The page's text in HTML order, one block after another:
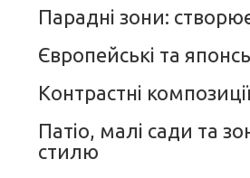
Парадні зони:
Європейські та
Контрастні
Патіо, малі сади та
стилю